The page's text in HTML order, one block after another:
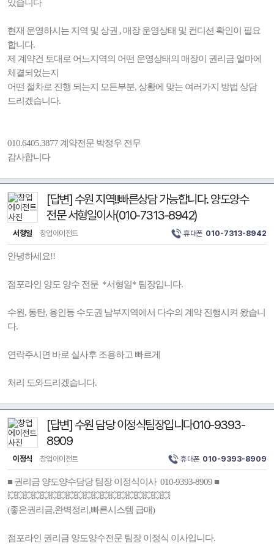
있습니다
현재 운영하시는 지역 및 상권 , 매장 운영상태 및 컨디션 확인이 필요
합니다.
제 계약건 토대로 어느지역의 어떤 운영상태의 매장이 권리금 얼마에
체결되었는지
어떤 절차로 진행 되는지 모든부분, 상황에 맞는 여러가지 방법 상담
드리겠습니다.
010.6405.3877 계약전문 박정우 전무
감사합니다
[답변] 수원 지역!!빠른상담 가능합니다. 양도양수
전문 서형일이사(010-7313-8942)
서형일 창업에이전트 휴대폰 010-7313-8942
안녕하세요!!
점포라인 양도 양수 전문 *서형일* 팀장입니다.
수원, 동탄, 용인등 수도권 남부지역에서 다수의 계약 진행시켜 왔습니
다.
연락주시면 바로 실사후 조용하고 빠르게
처리 도와드리겠습니다.
[답변] 수원 담당 이정식팀장입니다010-9393-
8909
이정식 창업에이전트 휴대폰 010-9393-8909
■ 권리금 양도양수담당 팀장 이정식이사 010-9393-8909 ■
💥💥💥💥💥💥💥💥💥💥💥💥💥💥💥💥💥💥💥
(좋은권리금,완벽정리,빠른시스템 급매)
점포라인 권리금 양도양수전문 팀장 이정식 이사입니다.